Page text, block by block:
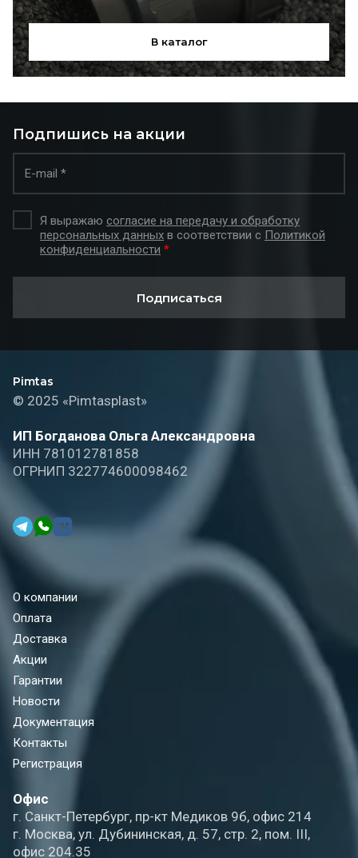
В каталог
Подпишись на акции
Я выражаю согласие на передачу и обработку
персональных данных в соответствии с Политикой
конфиденциальности *
Подписаться
Pimtas
© 2025 «Pimtasplast»
ИП Богданова Ольга Александровна
ИНН 781012781858
ОГРНИП 322774600098462
О компании
Оплата
Доставка
Акции
Гарантии
Новости
Документация
Контакты
Регистрация
Офис
г. Санкт-Петербург, пр-кт Медиков 9б, офис 214
г. Москва, ул. Дубининская, д. 57, стр. 2, пом. III,
офис 204.35